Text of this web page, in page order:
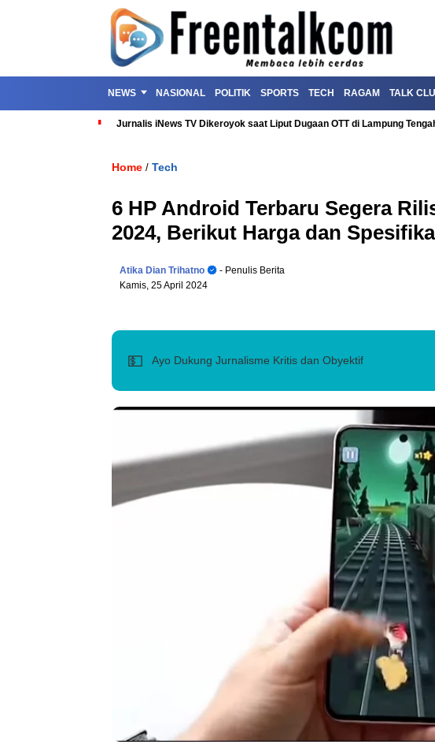
NEWS NASIONAL POLITIK SPORTS TECH RAGAM TALK
Jurnalis iNews TV Dikeroyok saat Liput Dugaan OTT di Lampung
Home / Tech
6 HP Android Terbaru Segera
2024, Berikut Harga dan
Atika Dian Trihatno
- Penulis Berita
Kamis, 25 April 2024
💵 Ayo Dukung Jurnalisme Kritis dan Obyektif